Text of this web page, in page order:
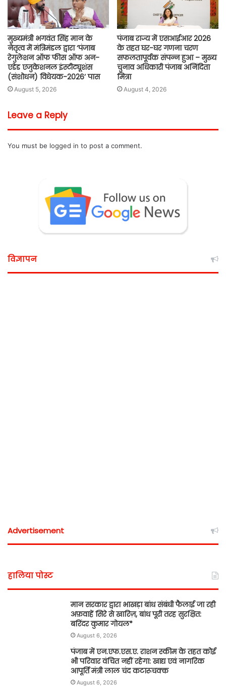
मुख्यमंत्री भगवंत सिंह मान के
नेतृत्व में मंत्रिमंडल द्वारा ‘पंजाब
रेगुलेशन ऑफ फीस ऑफ अन-
एडेड एजुकेशनल इंस्टीट्यूशंस
(संशोधन) विधेयक-2026’ पास
August 5, 2026
पंजाब राज्य में एसआईआर 2026
के तहत घर-घर गणना चरण
सफलतापूर्वक संपन्न हुआ – मुख्य
चुनाव अधिकारी पंजाब अनिंदिता
मित्रा
August 4, 2026
Leave a Reply
You must be logged in to post a comment.
विज्ञापन
Advertisement
हालिया पोस्ट
मान सरकार द्वारा भाखड़ा बांध संबंधी फैलाई जा रही
अफ़वाहें सिरे से खारिज़, बांध पूरी तरह सुरक्षित:
बरिंदर कुमार गोयल*
August 6, 2026
पंजाब में एन.एफ.एस.ए. राशन स्कीम के तहत कोई
भी परिवार वंचित नहीं रहेगा: खाद्य एवं नागरिक
आपूर्ति मंत्री लाल चंद कटारूचक्क
August 6, 2026